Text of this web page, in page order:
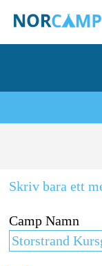
Skriv bara ett
Camp Namn